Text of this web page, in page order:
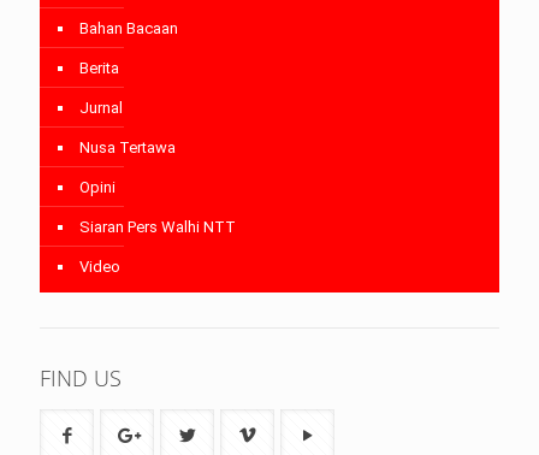
Bahan Bacaan
Berita
Jurnal
Nusa Tertawa
Opini
Siaran Pers Walhi NTT
Video
FIND US